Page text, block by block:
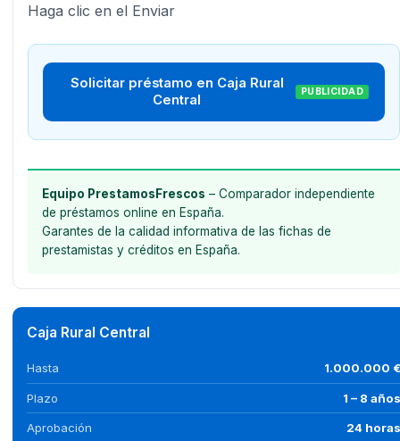
Haga clic en el Enviar
Solicitar préstamo en Caja Rural
Central
PUBLICIDAD
Equipo PrestamosFrescos – Comparador independiente
de préstamos online en España.
Garantes de la calidad informativa de las fichas de
prestamistas y créditos en España.
Caja Rural Central
Hasta 1.000.000 €
Plazo 1 – 8 años
Aprobación 24 horas